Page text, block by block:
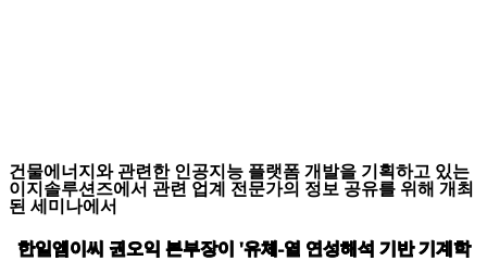
건물에너지와 관련한 인공지능 플랫폼 개발을 기획하고 있는
이지솔루션즈에서 관련 업계 전문가의 정보 공유를 위해 개최
된 세미나에서
한일엠이씨 권오익 본부장이 '유체-열 연성해석 기반 기계학